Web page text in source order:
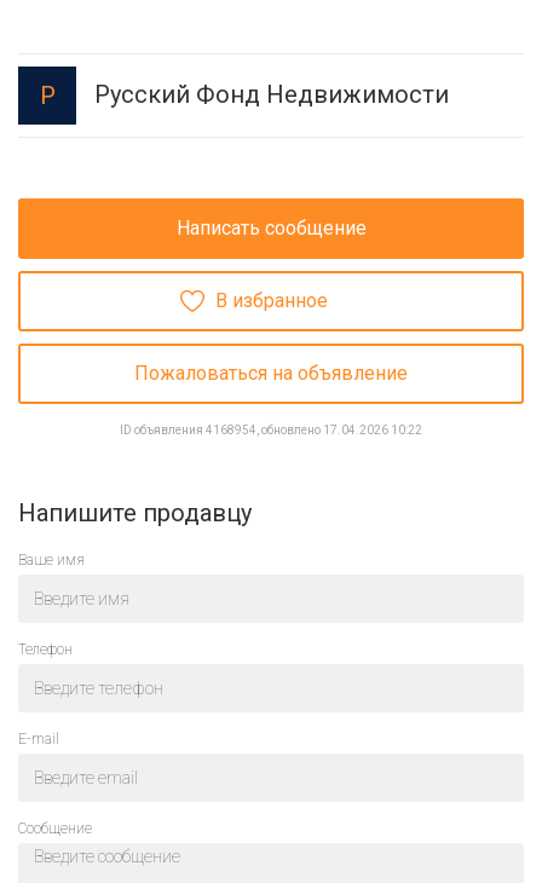
Р Русский Фонд Недвижимости
Написать сообщение
В избранное
Пожаловаться на объявление
ID объявления 4168954, обновлено 17.04.2026 10:22
Напишите продавцу
Ваше имя
Телефон
E-mail
Cообщение